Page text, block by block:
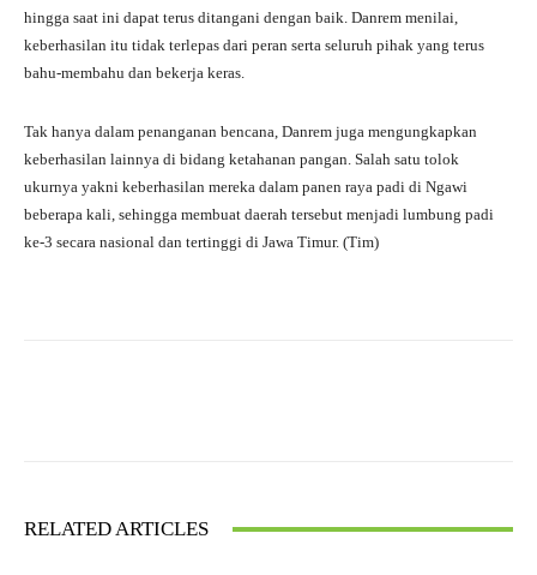
hingga saat ini dapat terus ditangani dengan baik. Danrem menilai,
keberhasilan itu tidak terlepas dari peran serta seluruh pihak yang terus
bahu-membahu dan bekerja keras.
Tak hanya dalam penanganan bencana, Danrem juga mengungkapkan
keberhasilan lainnya di bidang ketahanan pangan. Salah satu tolok
ukurnya yakni keberhasilan mereka dalam panen raya padi di Ngawi
beberapa kali, sehingga membuat daerah tersebut menjadi lumbung padi
ke-3 secara nasional dan tertinggi di Jawa Timur. (Tim)
RELATED ARTICLES